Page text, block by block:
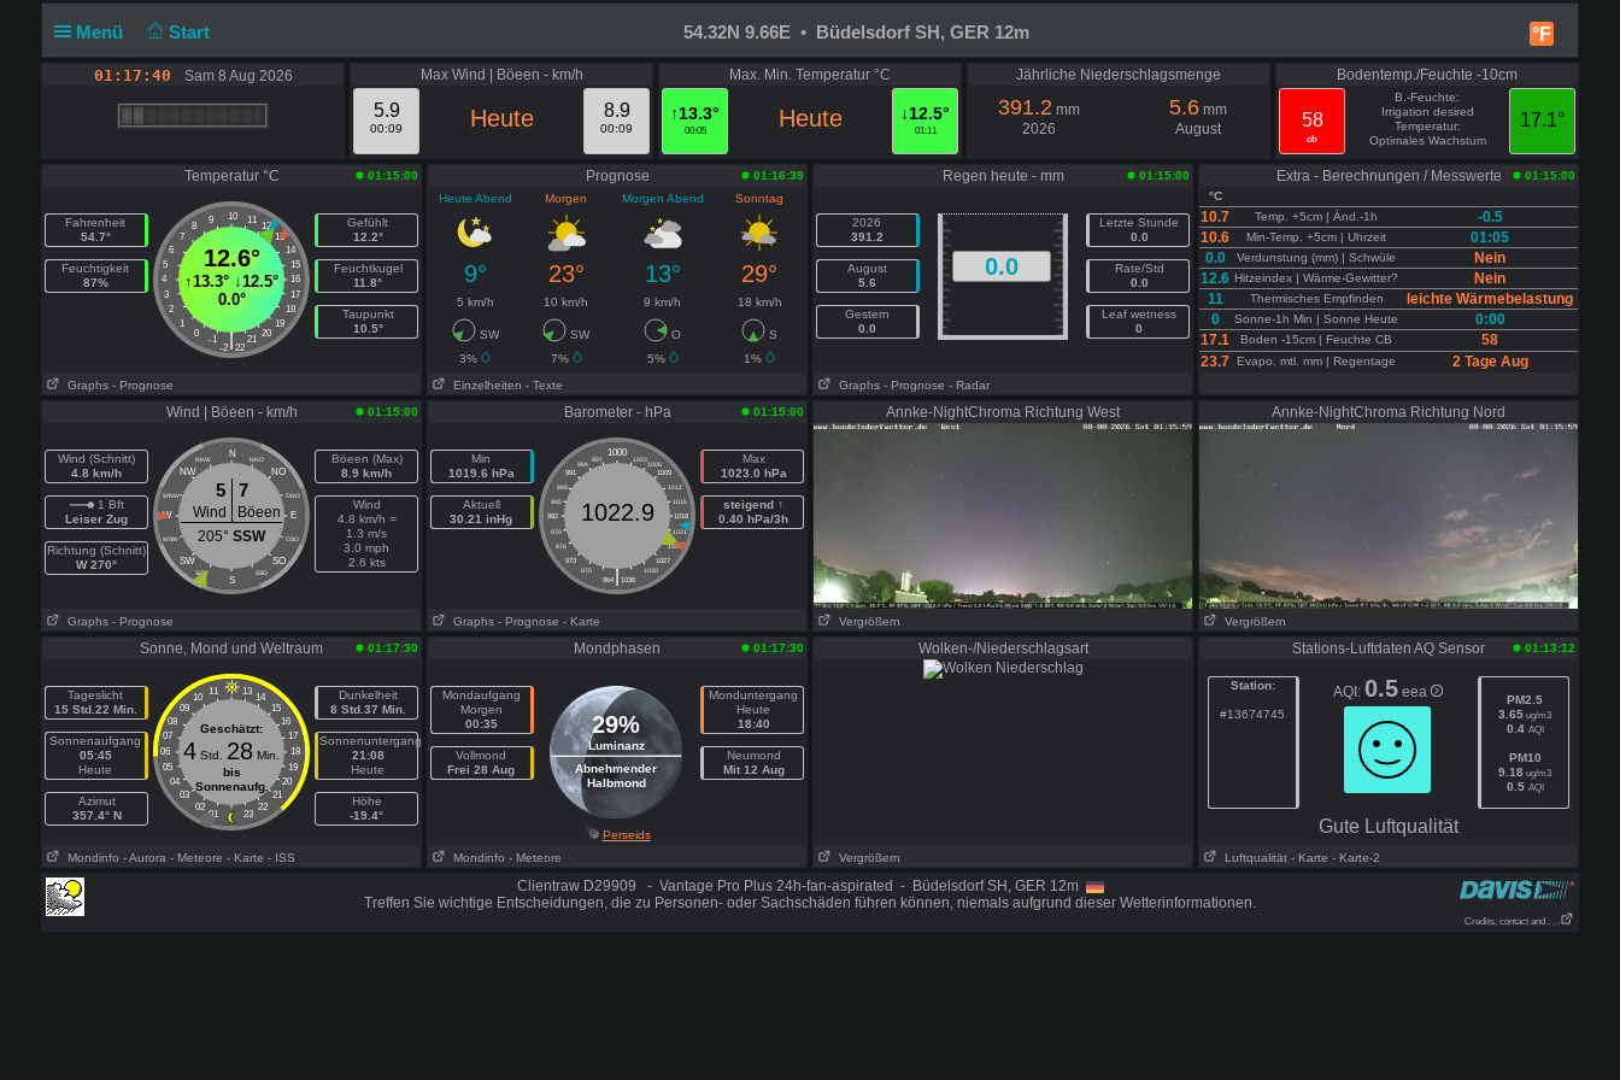
Menü Start °F
54.32N 9.66E • Büdelsdorf SH, GER 12m
01:17:41 Sam 8 Aug 2026 Max Wind | Böeen - km/h
5.9
00:09
8.9
00:09
Heute
Max. Min. Temperatur °C
↑13.3°
00:05
↓12.5°
01:11
Heute
Jährliche Niederschlagsmenge
391.2 mm
2026
5.6 mm
August
Bodentemp./Feuchte -10cm
58
cb
17.1°
B.-Feuchte:
Irrigation desired
Temperatur:
Optimales Wachstum
Temperatur °C 01:15:00
Fahrenheit
54.7°
Feuchtigkeit
87%
10
9 11
8
12
7
13
6
14
5
15
4
16
3
17
2
18
1
19
0
20
-1 21
|
-2 22
12.6°
↑13.3° ↓12.5°
0.0°
Gefühlt
12.2°
Feuchtkugel
11.8°
Taupunkt
10.5°
Graphs - Prognose
Prognose
01:16:39
Heute Abend
Morgen Morgen Abend Sonntag
9° 23° 13° 29°
5 km/h 10 km/h 9 km/h 18 km/h
SW SW O
S
3%
7% 5%
1%
Einzelheiten - Texte
Regen heute - mm 01:15:00
2026
391.2
August
5.6
Gestern
0.0
0.0
Letzte Stunde
0.0
Rate/Std
0.0
Leaf wetness
0
Graphs - Prognose - Radar
Extra - Berechnungen / Messwerte
01:15:00
°C
10.7 Temp. +5cm | Änd.-1h
-0.5
10.6
Min-Temp. +5cm | Uhrzeit
01:05
0.0
Verdunstung (mm) | Schwüle
Nein
12.6 Hitzeindex | Wärme-Gewitter?
Nein
11
Thermisches Empfinden
leichte Wärmebelastung
0
Sonne-1h Min | Sonne Heute
0:00
17.1
Boden -15cm | Feuchte CB
58
23.7
Evapo. mtl. mm | Regentage 2 Tage Aug
Wind | Böeen - km/h 01:15:00
Wind (Schnitt)
4.8 km/h
1 Bft
Leiser Zug
Richtung (Schnitt)
W 270°
N
NNW NNO
NW NO
WNW ONO
W E
WSW OSO
SW SO
SSW SSO
S
5 7
Wind
Böeen
205° SSW
Böeen (Max)
8.9 km/h
Wind
4.8 km/h =
1.3 m/s
3.0 mph
2.6 kts
Graphs - Prognose
Barometer - hPa 01:15:00
Min
1019.6 hPa
Aktuell
30.21 inHg
1000
997 1003
994
1006
991
1009
988
1012
985
1015
982
1018
979
1021
976
1024
973
1027
970
1030
|
964 1036
1022.9
Max
1023.0 hPa
steigend ↑
0.40 hPa/3h
Graphs - Prognose - Karte
Annke-NightChroma Richtung West
Vergrößern
Annke-NightChroma Richtung Nord
Vergrößern
Sonne, Mond und Weltraum 01:17:30
Tageslicht
15 Std.22 Min.
Sonnenaufgang
05:45
Heute
Azimut
357.4° N
11 13
10
14
09
15
08
16
07
17
06
18
05
19
04
20
03
21
02
22
01 23
Geschätzt:
4 Std. 28 Min.
bis
Sonnenaufg.
Dunkelheit
8 Std.37 Min.
Sonnenuntergang
21:08
Heute
Höhe
-19.4°
Mondinfo - Aurora - Meteore - Karte - ISS
Mondphasen 01:17:30
Mondaufgang
Morgen
00:35
Vollmond
Frei 28 Aug
29%
Luminanz
Abnehmender
Halbmond
Monduntergang
Heute
18:40
Neumond
Mit 12 Aug
Perseids
Mondinfo - Meteore
Wolken-/Niederschlagsart
Vergrößern
Stations-Luftdaten AQ Sensor 01:13:12
Station:
#13674745
AQI: 0.5 eea
PM2.5
3.65 ug/m3
0.4 AQI
PM10
9.18 ug/m3
0.5 AQI
Gute Luftqualität
Luftqualität - Karte - Karte-2
Clientraw D29909 - Vantage Pro Plus 24h-fan-aspirated - Büdelsdorf SH, GER 12m
Treffen Sie wichtige Entscheidungen, die zu Personen- oder Sachschäden führen können, niemals aufgrund dieser Wetterinformationen.
Credits, contact and . . .